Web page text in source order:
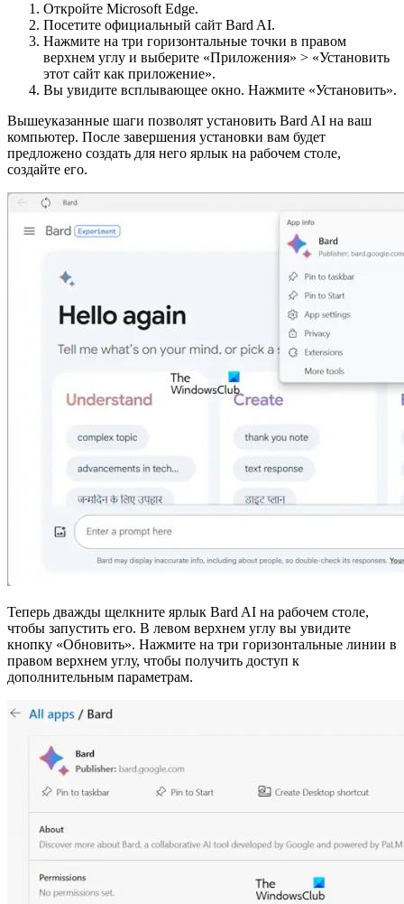
Откройте Microsoft Edge.
Посетите официальный сайт Bard AI.
Нажмите на три горизонтальные точки в правом
верхнем углу и выберите «Приложения» > «Установить
этот сайт как приложение».
Вы увидите всплывающее окно. Нажмите «Установить».
Вышеуказанные шаги позволят установить Bard AI на ваш
компьютер. После завершения установки вам будет
предложено создать для него ярлык на рабочем столе,
создайте его.
Теперь дважды щелкните ярлык Bard AI на рабочем столе,
чтобы запустить его. В левом верхнем углу вы увидите
кнопку «Обновить». Нажмите на три горизонтальные линии в
правом верхнем углу, чтобы получить доступ к
дополнительным параметрам.